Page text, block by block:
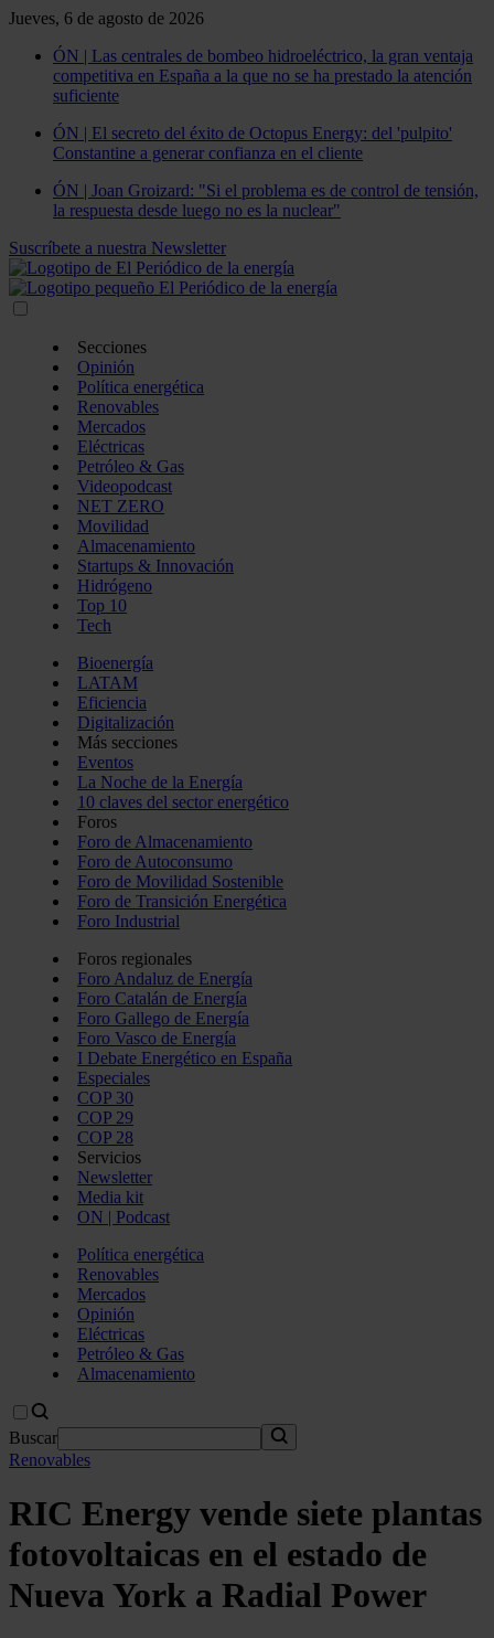
Jueves, 6 de agosto de 2026
ÓN | Las centrales de bombeo hidroeléctrico, la gran ventaja
competitiva en España a la que no se ha prestado la atención
suficiente
ÓN | El secreto del éxito de Octopus Energy: del 'pulpito'
Constantine a generar confianza en el cliente
ÓN | Joan Groizard: "Si el problema es de control de tensión,
la respuesta desde luego no es la nuclear"
Suscríbete a nuestra Newsletter
Secciones
Opinión
Política energética
Renovables
Mercados
Eléctricas
Petróleo & Gas
Videopodcast
NET ZERO
Movilidad
Almacenamiento
Startups & Innovación
Hidrógeno
Top 10
Tech
Bioenergía
LATAM
Eficiencia
Digitalización
Más secciones
Eventos
La Noche de la Energía
10 claves del sector energético
Foros
Foro de Almacenamiento
Foro de Autoconsumo
Foro de Movilidad Sostenible
Foro de Transición Energética
Foro Industrial
Foros regionales
Foro Andaluz de Energía
Foro Catalán de Energía
Foro Gallego de Energía
Foro Vasco de Energía
I Debate Energético en España
Especiales
COP 30
COP 29
COP 28
Servicios
Newsletter
Media kit
ON | Podcast
Política energética
Renovables
Mercados
Opinión
Eléctricas
Petróleo & Gas
Almacenamiento
Buscar
Renovables
RIC Energy vende siete plantas
fotovoltaicas en el estado de
Nueva York a Radial Power